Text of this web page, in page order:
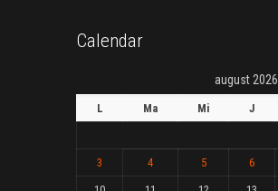
Calendar
august 2026
L Ma Mi J
3
4 5 6